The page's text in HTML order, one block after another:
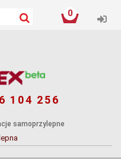
0
104 256
samoprzylepne